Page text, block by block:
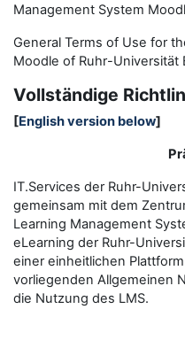
Management System
General Terms of Use for
Moodle of Ruhr-Universität
Vollständige
[English version below]
IT.Services der Ruhr-
gemeinsam mit dem
Learning Management
eLearning der Ruhr-
einer einheitlichen
vorliegenden Allgemeinen
die Nutzung des LMS.